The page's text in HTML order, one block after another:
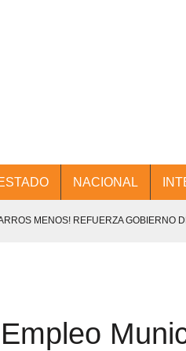
NACIONAL
MENOS! REFUERZA GOBIERNO
BETO GRANADOS MESA DE